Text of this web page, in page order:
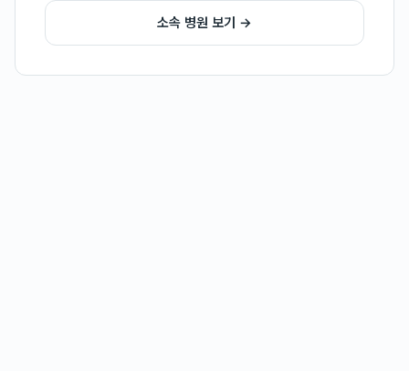
소속 병원 보기 →